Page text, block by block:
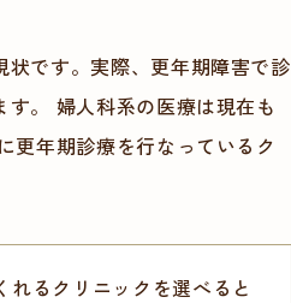
です。実際、更年期障害で診
。 婦人科系の医療は現在も
更年期診療を行なっているク
るクリニックを選べると